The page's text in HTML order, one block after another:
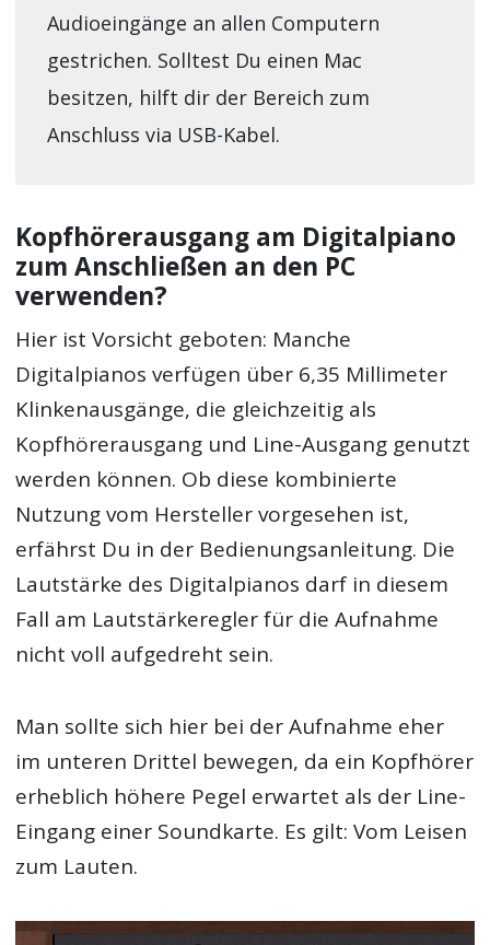
Audioeingänge an allen Computern
gestrichen. Solltest Du einen Mac
besitzen, hilft dir der Bereich zum
Anschluss via USB-Kabel.
Kopfhörerausgang am Digitalpiano
zum Anschließen an den PC
verwenden?
Hier ist Vorsicht geboten: Manche
Digitalpianos verfügen über 6,35 Millimeter
Klinkenausgänge, die gleichzeitig als
Kopfhörerausgang und Line-Ausgang genutzt
werden können. Ob diese kombinierte
Nutzung vom Hersteller vorgesehen ist,
erfährst Du in der Bedienungsanleitung. Die
Lautstärke des Digitalpianos darf in diesem
Fall am Lautstärkeregler für die Aufnahme
nicht voll aufgedreht sein.
Man sollte sich hier bei der Aufnahme eher
im unteren Drittel bewegen, da ein Kopfhörer
erheblich höhere Pegel erwartet als der Line-
Eingang einer Soundkarte. Es gilt: Vom Leisen
zum Lauten.